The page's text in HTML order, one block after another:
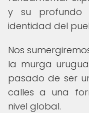
y su profundo
identidad del
Nos
la murga
pasado de ser
calles a una
nivel global.